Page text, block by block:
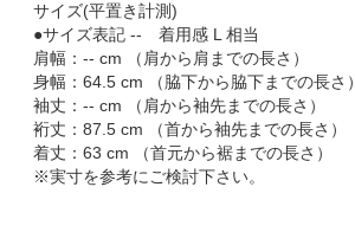
サイズ(平置き計測)
●サイズ表記 -- 着用感 L 相当
肩幅：-- cm （肩から肩までの長さ）
身幅：64.5 cm （脇下から脇下までの長さ）
袖丈：-- cm （肩から袖先までの長さ）
裄丈：87.5 cm （首から袖先までの長さ）
着丈：63 cm （首元から裾までの長さ）
※実寸を参考にご検討下さい。